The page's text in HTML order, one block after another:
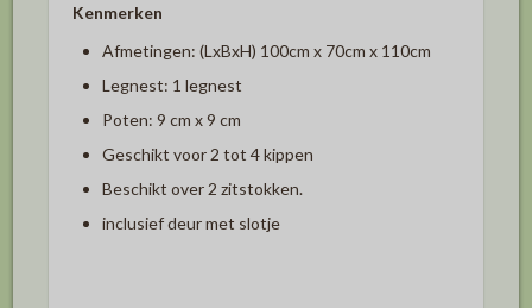
Kenmerken
Afmetingen: (LxBxH) 100cm x 70cm x 110cm
Legnest: 1 legnest
Poten: 9 cm x 9 cm
Geschikt voor 2 tot 4 kippen
Beschikt over 2 zitstokken.
inclusief deur met slotje